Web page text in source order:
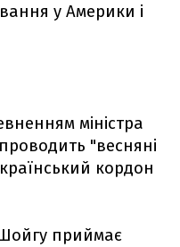
у Америки і
міністра
"весняні
кордон
приймає